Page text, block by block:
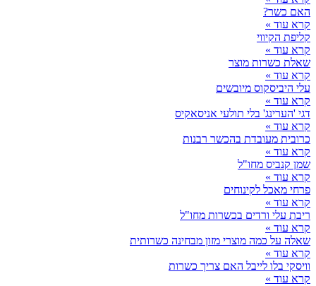
האם כשר?
קרא עוד »
קליפת הקיווי
קרא עוד »
שאלת כשרות מוצר
קרא עוד »
עלי היביסקוס מיובשים
קרא עוד »
דגי 'הערינג' בלי תולעי אניסאקיס
קרא עוד »
כרובית מעובדת בהכשר רבנות
קרא עוד »
שמן קנביס מחו"ל
קרא עוד »
פרחי מאכל לקינוחים
קרא עוד »
ריבת עלי ורדים בכשרות מחו"ל
קרא עוד »
שאלה על כמה מוצרי מזון מבחינה כשרותית
קרא עוד »
וויסקי בלו לייבל האם צריך כשרות
קרא עוד »